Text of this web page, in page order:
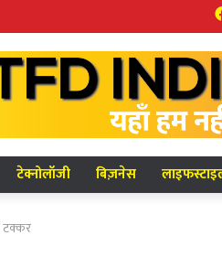
टेक्नोलॉजी बिज़नेस
टक्कर